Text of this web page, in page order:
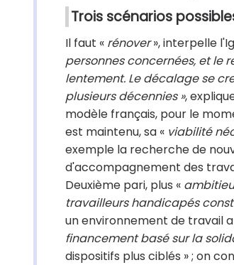
Trois scénarios
Il faut « rénover», interpelle
personnes concernées, et le
lentement. Le décalage se
plusieurs décennies »,
modèle français, pour le
est maintenu, sa « viabilité
exemple la recherche de
d'accompagnement des
Deuxième pari, plus «
travailleurs handicapés
un environnement de travail
financement basé sur la
dispositifs plus ciblés » ; on